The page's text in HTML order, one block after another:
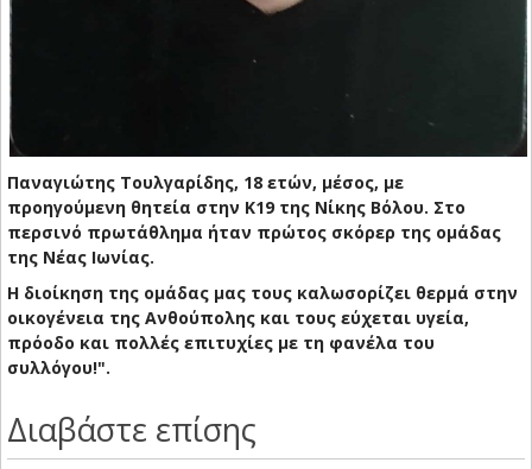
Παναγιώτης Τουλγαρίδης, 18 ετών, μέσος, με
προηγούμενη θητεία στην Κ19 της Νίκης Βόλου. Στο
περσινό πρωτάθλημα ήταν πρώτος σκόρερ της ομάδας
της Νέας Ιωνίας.
Η διοίκηση της ομάδας μας τους καλωσορίζει θερμά στην
οικογένεια της Ανθούπολης και τους εύχεται υγεία,
πρόοδο και πολλές επιτυχίες με τη φανέλα του
συλλόγου!".
Διαβάστε επίσης